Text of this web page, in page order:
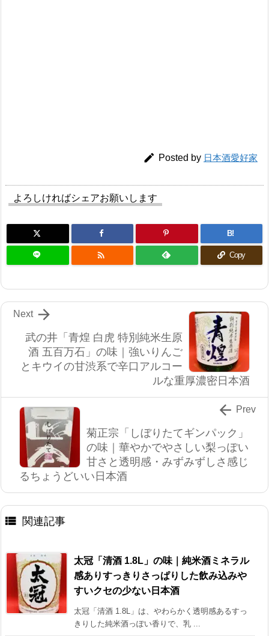
 Posted by 日本酒愛好家
よろしければシェアお願いします
B!
 Copy
武の井「青煌 白虎 特別純米生原
酒 五百万石」の味｜強いりんご
とキウイの甘渋系で辛口アルコー
ルな重厚濃密日本酒

Next
菊正宗「しぼりたてギンパック」
の味｜華やかでやさしい梨っぽい
甘さと透明感・みずみずしさ感じ
るちょうどいい日本酒
 Prev
 関連記事
太冠「清酒 1.8L」の味｜純米酒ミネラル
感ありすっきりさっぱりした飲み込みや
すいクセの少ない日本酒
太冠「清酒 1.8L」は、やわらかく透明感あるすっ
きりした純米酒っぽい香りで、乳 ...